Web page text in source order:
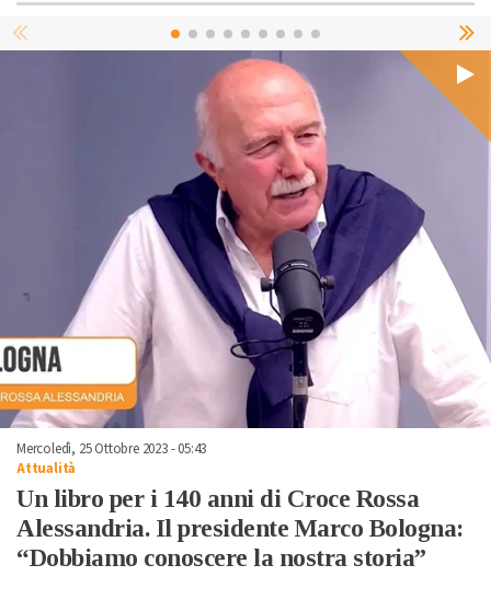
Mercoledì, 25 Ottobre 2023 - 05:43
Attualità
Un libro per i 140 anni di Croce Rossa
Alessandria. Il presidente Marco Bologna:
“Dobbiamo conoscere la nostra storia”